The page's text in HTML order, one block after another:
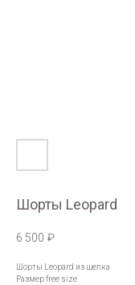
Шорты Leopard
6 500 ₽
Шорты Leopard из шелка
Размер free size